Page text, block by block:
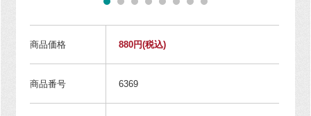
商品価格 880円(税込)
商品番号 6369